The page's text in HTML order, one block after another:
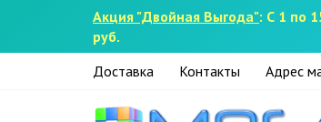
Акция "Двойная Выгода": С 1 по
руб.
Доставка Контакты Адрес